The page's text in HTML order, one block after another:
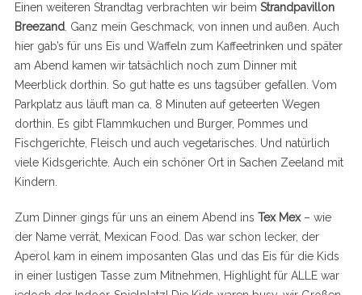
Einen weiteren Strandtag verbrachten wir beim Strandpavillon
Breezand. Ganz mein Geschmack, von innen und außen. Auch
hier gab’s für uns Eis und Waffeln zum Kaffeetrinken und später
am Abend kamen wir tatsächlich noch zum Dinner mit
Meerblick dorthin. So gut hatte es uns tagsüber gefallen. Vom
Parkplatz aus läuft man ca. 8 Minuten auf geteerten Wegen
dorthin. Es gibt Flammkuchen und Burger, Pommes und
Fischgerichte, Fleisch und auch vegetarisches. Und natürlich
viele Kidsgerichte. Auch ein schöner Ort in Sachen Zeeland mit
Kindern.
Zum Dinner gings für uns an einem Abend ins Tex Mex– wie
der Name verrät, Mexican Food. Das war schon lecker, der
Aperol kam in einem imposanten Glas und das Eis für die Kids
in einer lustigen Tasse zum Mitnehmen, Highlight für ALLE war